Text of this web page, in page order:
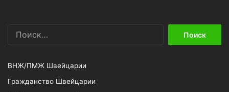
ВНЖ/ПМЖ Швейцарии
Гражданство Швейцарии